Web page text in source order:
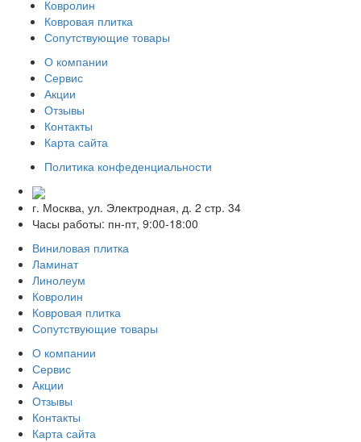
Ковролин
Ковровая плитка
Сопутствующие товары
О компании
Сервис
Акции
Отзывы
Контакты
Карта сайта
Политика конфеденциальности
г. Москва, ул. Электродная, д. 2 стр. 34
Часы работы: пн-пт, 9:00-18:00
Виниловая плитка
Ламинат
Линолеум
Ковролин
Ковровая плитка
Сопутствующие товары
О компании
Сервис
Акции
Отзывы
Контакты
Карта сайта